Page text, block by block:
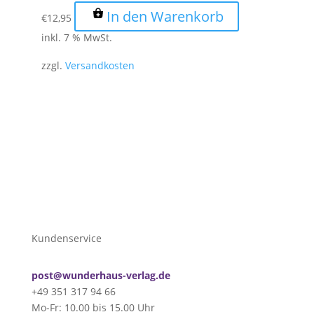
€12,95 In den Warenkorb
inkl. 7 % MwSt.
zzgl. Versandkosten
Kundenservice
post@wunderhaus-verlag.de
+49 351 317 94 66
Mo-Fr: 10.00 bis 15.00 Uhr